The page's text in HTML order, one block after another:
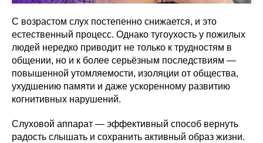
С возрастом слух постепенно снижается, и это
естественный процесс. Однако тугоухость у пожилых
людей нередко приводит не только к трудностям в
общении, но и к более серьёзным последствиям —
повышенной утомляемости, изоляции от общества,
ухудшению памяти и даже ускоренному развитию
когнитивных нарушений.
Слуховой аппарат — эффективный способ вернуть
радость слышать и сохранить активный образ жизни.